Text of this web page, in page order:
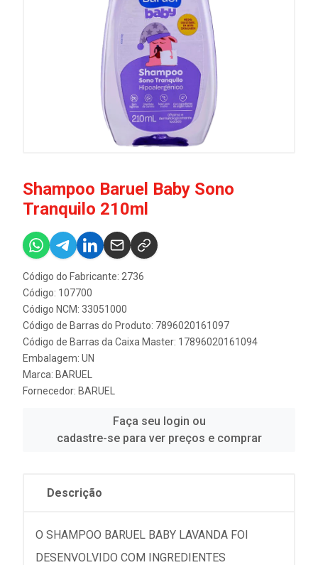
Shampoo Baruel Baby Sono
Tranquilo 210ml
Código do Fabricante: 2736
Código: 107700
Código NCM: 33051000
Código de Barras do Produto: 7896020161097
Código de Barras da Caixa Master: 17896020161094
Embalagem: UN
Marca: BARUEL
Fornecedor: BARUEL
Faça seu login ou
cadastre-se para ver preços e comprar
Descrição
O SHAMPOO BARUEL BABY LAVANDA FOI
DESENVOLVIDO COM INGREDIENTES